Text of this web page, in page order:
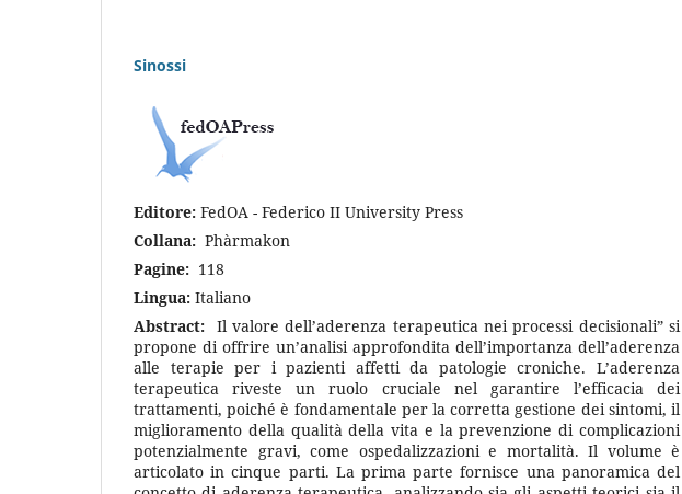
Sinossi
Editore: FedOA - Federico II University Press
Collana: Phàrmakon
Pagine: 118
Lingua: Italiano
Abstract: Il valore dell’aderenza terapeutica nei processi decisionali” si
propone di offrire un’analisi approfondita dell’importanza dell’aderenza
alle terapie per i pazienti affetti da patologie croniche. L’aderenza
terapeutica riveste un ruolo cruciale nel garantire l’efficacia dei
trattamenti, poiché è fondamentale per la corretta gestione dei sintomi, il
miglioramento della qualità della vita e la prevenzione di complicazioni
potenzialmente gravi, come ospedalizzazioni e mortalità. Il volume è
articolato in cinque parti. La prima parte fornisce una panoramica del